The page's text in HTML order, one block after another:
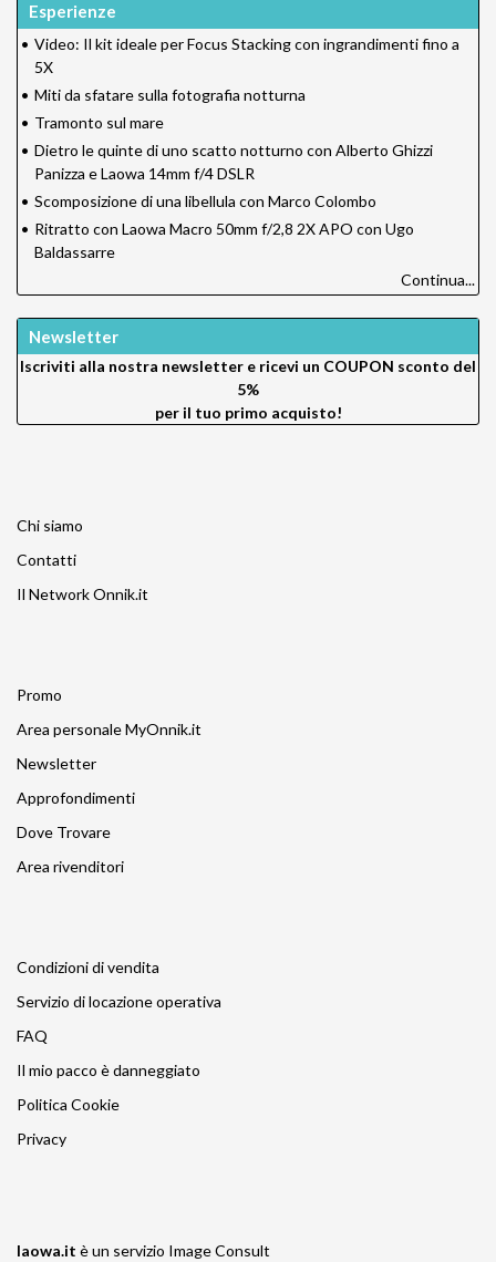
Esperienze
• Video: Il kit ideale per Focus Stacking con ingrandimenti fino a
5X
• Miti da sfatare sulla fotografia notturna
• Tramonto sul mare
• Dietro le quinte di uno scatto notturno con Alberto Ghizzi
Panizza e Laowa 14mm f/4 DSLR
• Scomposizione di una libellula con Marco Colombo
• Ritratto con Laowa Macro 50mm f/2,8 2X APO con Ugo
Baldassarre
Continua...
Newsletter
Iscriviti alla nostra newsletter e ricevi un COUPON sconto del
5%
per il tuo primo acquisto!
Chi siamo
Contatti
Il Network Onnik.it
Promo
Area personale MyOnnik.it
Newsletter
Approfondimenti
Dove Trovare
Area rivenditori
Condizioni di vendita
Servizio di locazione operativa
FAQ
Il mio pacco è danneggiato
Politica Cookie
Privacy
laowa.it è un servizio Image Consult